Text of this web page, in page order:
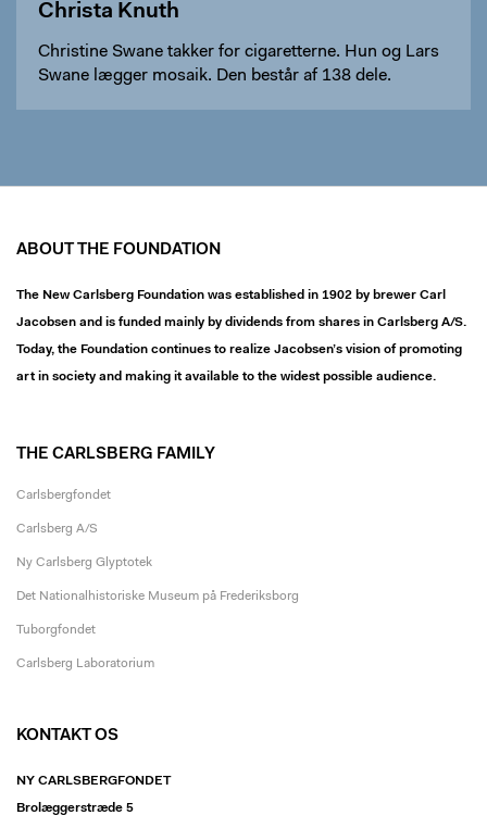
Christa Knuth
Christine Swane takker for cigaretterne. Hun og Lars
Swane lægger mosaik. Den består af 138 dele.
ABOUT THE FOUNDATION
The New Carlsberg Foundation was established in 1902 by brewer Carl
Jacobsen and is funded mainly by dividends from shares in Carlsberg A/S.
Today, the Foundation continues to realize Jacobsen’s vision of promoting
art in society and making it available to the widest possible audience.
THE CARLSBERG FAMILY
Carlsbergfondet
Carlsberg A/S
Ny Carlsberg Glyptotek
Det Nationalhistoriske Museum på Frederiksborg
Tuborgfondet
Carlsberg Laboratorium
KONTAKT OS
NY CARLSBERGFONDET
Brolæggerstræde 5